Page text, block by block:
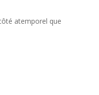
atemporel que